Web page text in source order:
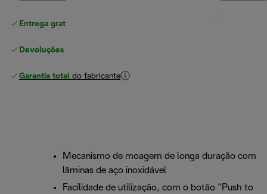
Entrega gratuita padrão
Devoluções gratuitas
Garantia total do fabricante
Mecanismo de moagem de longa duração com
lâminas de aço inoxidável
Facilidade de utilização, com o botão “Push to